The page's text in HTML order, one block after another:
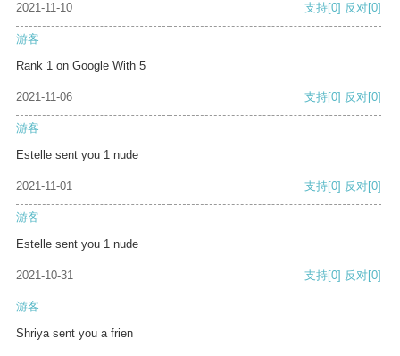
2021-11-10 支持[0] 反对[0]
游客
Rank 1 on Google With 5
2021-11-06 支持[0] 反对[0]
游客
Estelle sent you 1 nude
2021-11-01 支持[0] 反对[0]
游客
Estelle sent you 1 nude
2021-10-31 支持[0] 反对[0]
游客
Shriya sent you a frien